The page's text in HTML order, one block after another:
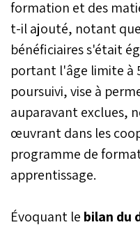
formation et des
t-il ajouté, notant
bénéficiaires s'était
portant l'âge limite à
poursuivi, vise à
auparavant exclues,
œuvrant dans les
programme de
apprentissage.
Évoquant le bilan du